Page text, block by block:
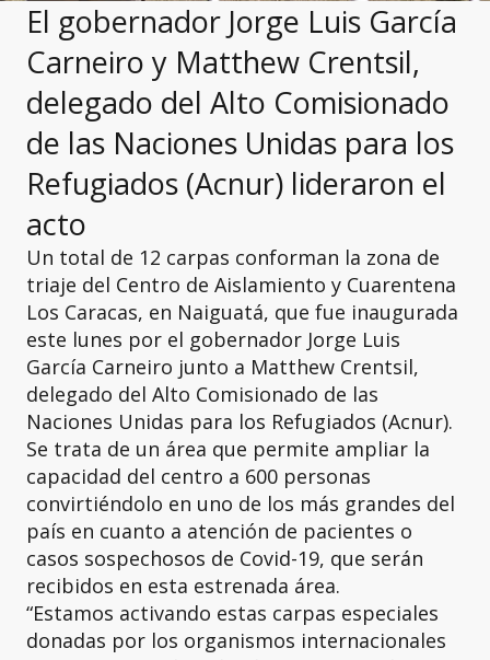
El gobernador Jorge Luis García
Carneiro y Matthew Crentsil,
delegado del Alto Comisionado
de las Naciones Unidas para los
Refugiados (Acnur) lideraron el
acto
Un total de 12 carpas conforman la zona de
triaje del Centro de Aislamiento y Cuarentena
Los Caracas, en Naiguatá, que fue inaugurada
este lunes por el gobernador Jorge Luis
García Carneiro junto a Matthew Crentsil,
delegado del Alto Comisionado de las
Naciones Unidas para los Refugiados (Acnur).
Se trata de un área que permite ampliar la
capacidad del centro a 600 personas
convirtiéndolo en uno de los más grandes del
país en cuanto a atención de pacientes o
casos sospechosos de Covid-19, que serán
recibidos en esta estrenada área.
“Estamos activando estas carpas especiales
donadas por los organismos internacionales